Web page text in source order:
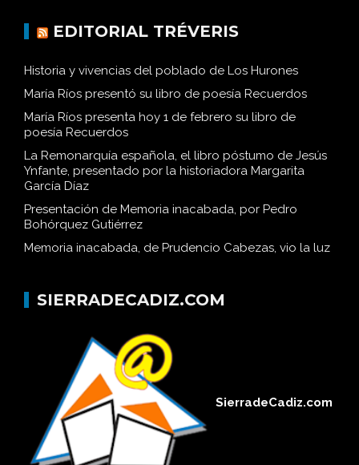
EDITORIAL TRÉVERIS
Historia y vivencias del poblado de Los Hurones
María Ríos presentó su libro de poesía Recuerdos
María Ríos presenta hoy 1 de febrero su libro de
poesía Recuerdos
La Remonarquía española, el libro póstumo de Jesús
Ynfante, presentado por la historiadora Margarita
García Díaz
Presentación de Memoria inacabada, por Pedro
Bohórquez Gutiérrez
Memoria inacabada, de Prudencio Cabezas, vio la luz
SIERRADECADIZ.COM
SierradeCadiz.com